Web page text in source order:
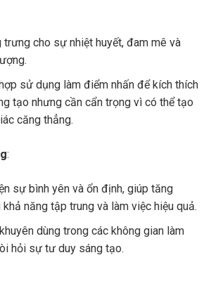
trưng cho sự nhiệt huyết, đam mê và
sử dụng làm điểm nhấn để kích thích
tạo nhưng cần cẩn trọng vì có thể tạo
căng thẳng.
:
sự bình yên và ổn định, giúp tăng
năng tập trung và làm việc hiệu quả.
dùng trong các không gian làm
hỏi sự tư duy sáng tạo.